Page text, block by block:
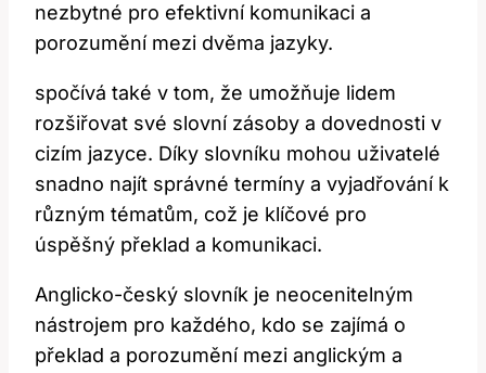
nezbytné ⁣pro efektivní komunikaci a
porozumění ⁤mezi⁣ dvěma ⁣jazyky.
spočívá také v tom,‌ že umožňuje lidem
rozšiřovat‍ své ‌slovní zásoby a dovednosti ‌v
⁤cizím⁣ jazyce. Díky ‍slovníku mohou uživatelé​
snadno najít správné termíny a vyjadřování‍ k
různým tématům, což​ je klíčové pro
úspěšný překlad a komunikaci.
Anglicko-český slovník‍ je neocenitelným
nástrojem​ pro ‌každého, kdo se zajímá‍ o‍
překlad a porozumění mezi anglickým ‌a